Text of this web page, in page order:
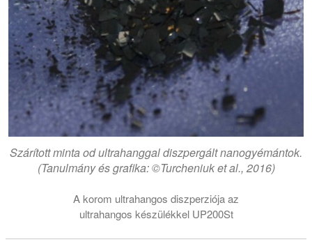
Szárított minta od ultrahanggal diszpergált nanogyémántok.
(Tanulmány és grafika: ©Turcheniuk et al., 2016)
A korom ultrahangos diszperziója az
ultrahangos készülékkel UP200St